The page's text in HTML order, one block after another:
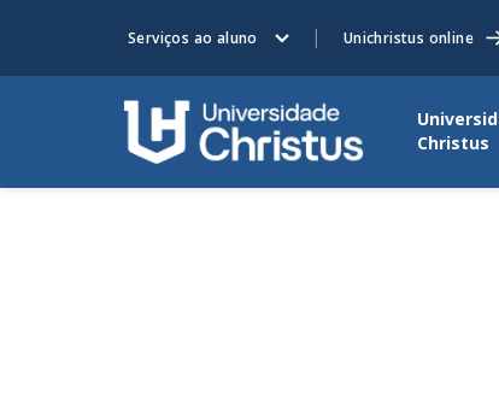
Serviços ao aluno Unichristus online
Christus